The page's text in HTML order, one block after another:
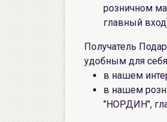
розничном
главный
Получатель
удобным для
в нашем
в нашем
"НОРДИН",